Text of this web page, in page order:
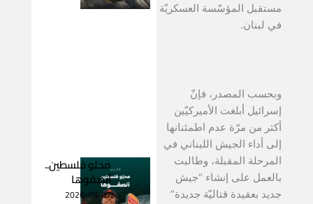
مستقبل المؤسّسة العسكريّة
في لبنان.
وبحسب المصدر، فإنّ
إسرائيل أبلغت الأميركيّين
أكثر من مرّة عدم اطمئنانها
إلى أداء الجيش اللبناني في
المرحلة المقبلة، وطالبت
بالعمل على إنشاء “جيش
جديد بعقيدة قتاليّة جديدة”
محبّو فلسطين..
أنصفوها
2026-08-07